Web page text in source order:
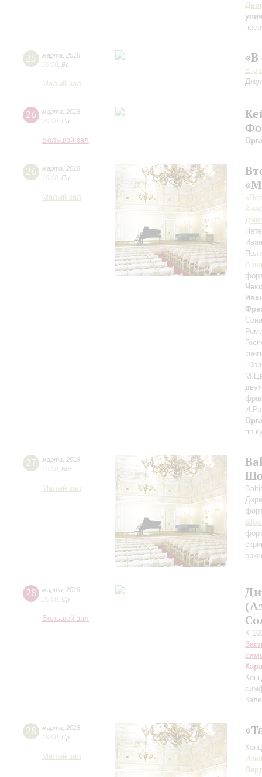
25 марта
2018
19:00 Вс
Малый зал
«В
26 марта
2018
20:00 Пн
Большой зал
26 марта
2018
19:00 Пн
Малый зал
по
27 марта
2018
19:00 Вт
Малый зал
28 марта
2018
20:00 Ср
Большой зал
К
28 марта
2018
19:00 Ср
Малый зал